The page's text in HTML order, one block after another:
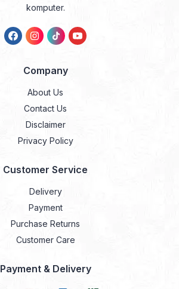
komputer.
Company
About Us
Contact Us
Disclaimer
Privacy Policy
Customer Service
Delivery
Payment
Purchase Returns
Customer Care
Payment & Delivery